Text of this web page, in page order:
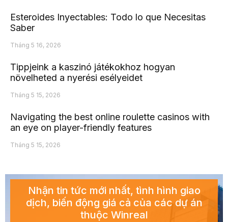
Esteroides Inyectables: Todo lo que Necesitas
Saber
Tháng 5 16, 2026
Tippjeink a kaszinó játékokhoz hogyan
növelheted a nyerési esélyeidet
Tháng 5 15, 2026
Navigating the best online roulette casinos with
an eye on player-friendly features
Tháng 5 15, 2026
Nhận tin tức mới nhất, tình hình giao
dịch, biến động giá cả của các dự án
thuộc Winreal